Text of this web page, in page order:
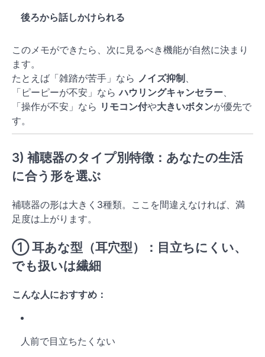
後ろから話しかけられる
このメモができたら、次に見るべき機能が自然に決まり
ます。
たとえば「雑踏が苦手」なら ノイズ抑制 、
「ピーピーが不安」ならハウリングキャンセラー、
「操作が不安」なら リモコン付や大きいボタンが優先で
す。
3) 補聴器のタイプ別特徴：あなたの生活
に合う形を選ぶ
補聴器の形は大きく3種類。ここを間違えなければ、満
足度は上がります。
①耳あな型（耳穴型）
：目立ちにくい、
でも扱いは繊細
こんな人におすすめ：
人前で目立ちたくない